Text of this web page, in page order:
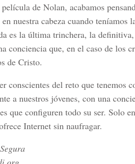
de Nolan, acabamos
nuestra cabeza cuando teníamos
es la última trinchera, la
conciencia que, en el caso de los
de Cristo.
conscientes del reto que tenemos
a nuestros jóvenes, con una
que configuren todo su ser. Solo
Internet sin naufragar.